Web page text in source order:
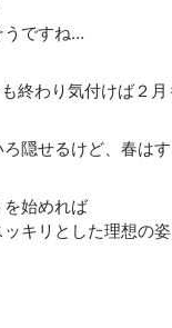
うですね…
終わり気付けば２
隠せるけど、春は
始めれば
キリとした理想の